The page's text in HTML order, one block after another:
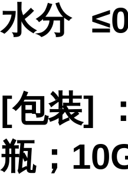
水分
[包装] ：
瓶；